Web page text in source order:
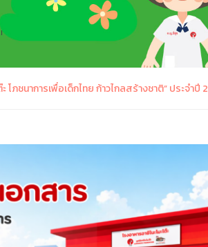
โภชนาการเพื่อเด็กไทย ก้าวไกลสร้างชาติ” ประจ